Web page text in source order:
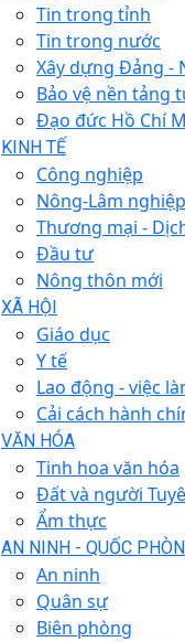
Tin trong tỉnh
Tin trong nước
Xây dựng Đảng -
Bảo vệ nền tảng
Đạo đức Hồ Chí
KINH TẾ
Công nghiệp
Nông-Lâm nghiệp
Thương mại -
Đầu tư
Nông thôn mới
XÃ HỘI
Giáo dục
Y tế
Lao động - việc
Cải cách hành
VĂN HÓA
Tinh hoa văn hóa
Đất và người
Ẩm thực
AN NINH - QUỐC
An ninh
Quân sự
Biên phòng